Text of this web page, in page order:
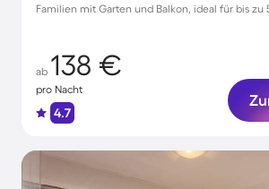
Familien mit Garten und Balkon, ideal für bis zu
ab 138 €
pro Nacht
4.7